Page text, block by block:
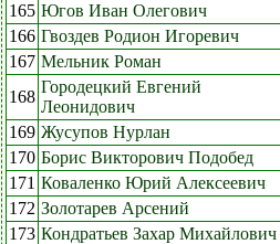
165 Югов Иван Олегович
166 Гвоздев Родион Игоревич
167 Мельник Роман
168
Городецкий Евгений
Леонидович
169 Жусупов Нурлан
170 Борис Викторович Подобед
171 Коваленко Юрий Алексеевич
172 Золотарев Арсений
173 Кондратьев Захар Михайлович